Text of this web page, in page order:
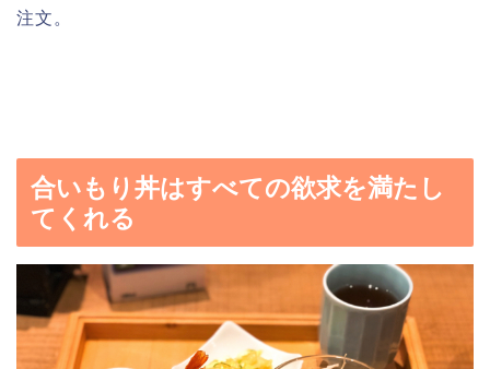
注文。
合いもり丼はすべての欲求を満たし
てくれる